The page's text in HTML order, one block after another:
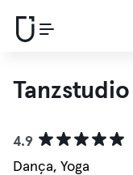
4.9
Dança, Yoga